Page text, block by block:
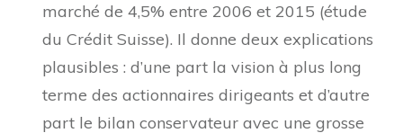
marché de 4,5% entre 2006 et 2015 (étude
du Crédit Suisse). Il donne deux explications
plausibles : d’une part la vision à plus long
terme des actionnaires dirigeants et d’autre
part le bilan conservateur avec une grosse